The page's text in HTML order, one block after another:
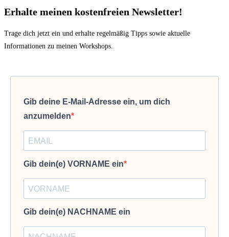
Erhalte meinen kostenfreien Newsletter!
Trage dich jetzt ein und erhalte regelmäßig Tipps sowie aktuelle
Informationen zu meinen Workshops.
Gib deine E-Mail-Adresse ein, um dich
anzumelden
Gib dein(e) VORNAME ein
Gib dein(e) NACHNAME ein